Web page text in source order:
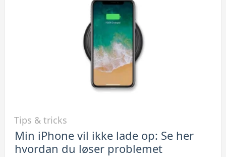
Min
iPhone
Tips & tricks
Min iPhone vil ikke lade op: Se her
hvordan du løser problemet